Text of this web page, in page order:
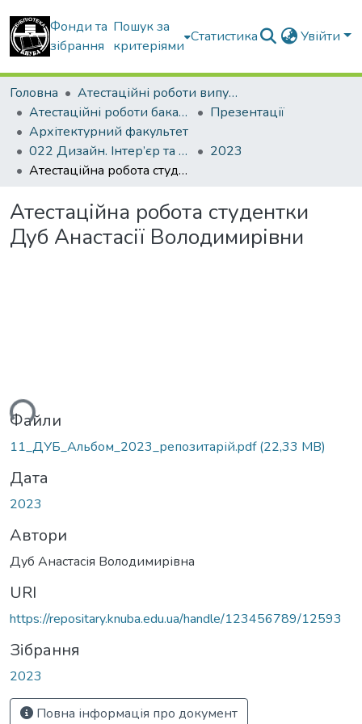
Фонди та
зібрання
Пошук за
критеріями
Статистика Увійти
Головна
Атестаційні роботи випускників
Атестаційні роботи бакалаврів
Презентації
Архітектурний факультет
022 Дизайн. Інтер’єр та обладнання
2023
Атестаційна робота студентки Дуб Анастасії Володимирівни
Атестаційна робота студентки
Дуб Анастасії Володимирівни
Файли
11_ДУБ_Альбом_2023_репозитарій.pdf(22,33 MB)
Дата
2023
Автори
Дуб Анастасія Володимирівна
URI
https://repositary.knuba.edu.ua/handle/123456789/12593
Зібрання
2023
Повна інформація про документ